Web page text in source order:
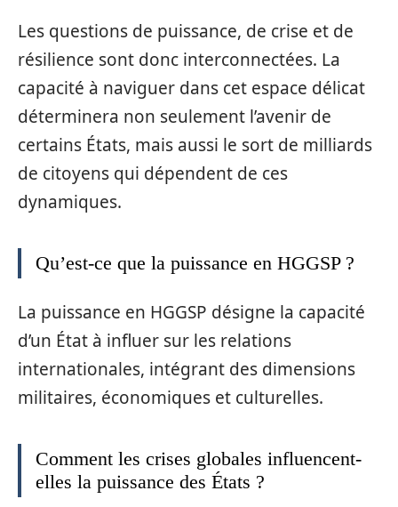
Les questions de puissance, de crise et de
résilience sont donc interconnectées. La
capacité à naviguer dans cet espace délicat
déterminera non seulement l’avenir de
certains États, mais aussi le sort de milliards
de citoyens qui dépendent de ces
dynamiques.
Qu’est-ce que la puissance en HGGSP ?
La puissance en HGGSP désigne la capacité
d’un État à influer sur les relations
internationales, intégrant des dimensions
militaires, économiques et culturelles.
Comment les crises globales influencent-
elles la puissance des États ?